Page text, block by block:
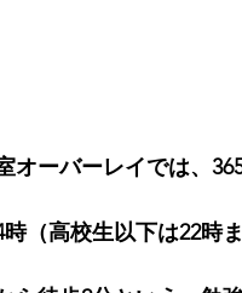
オーバーレイでは、
（高校生以下は22時ま